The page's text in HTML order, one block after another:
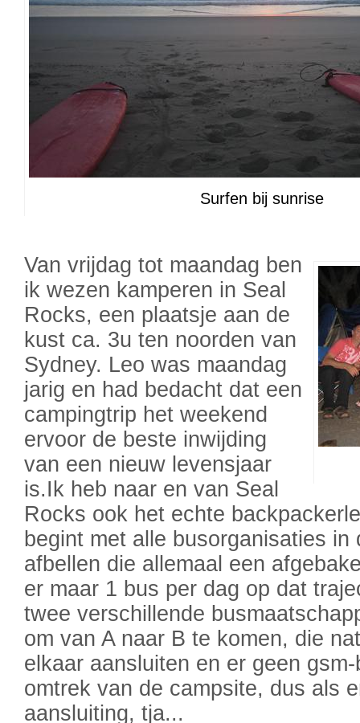
Surfen bij sunrise
Van vrijdag tot maandag ben
ik wezen kamperen in Seal
Rocks, een plaatsje aan de
kust ca. 3u ten noorden van
Sydney. Leo was maandag
jarig en had bedacht dat een
campingtrip het weekend
ervoor de beste inwijding
van een nieuw levensjaar
is.Ik heb naar en van Seal
Rocks ook het echte
begint met alle busorganisaties in
afbellen die allemaal een
er maar 1 bus per dag op dat
twee verschillende
om van A naar B te komen, die
elkaar aansluiten en er geen
omtrek van de campsite, dus als
aansluiting, tja...